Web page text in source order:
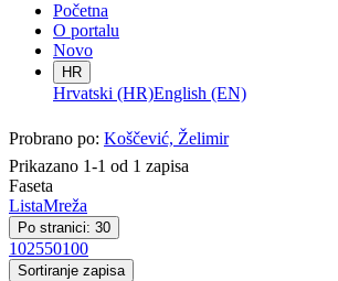
Početna
O portalu
Novo
HR
Hrvatski (HR)English (EN)
Probrano po: Koščević, Želimir
Prikazano 1-1 od 1 zapisa
Faseta
ListaMreža
Po stranici: 30
102550100
Sortiranje zapisa